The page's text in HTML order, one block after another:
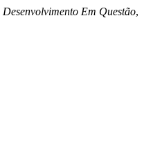
Desenvolvimento Em Questão,